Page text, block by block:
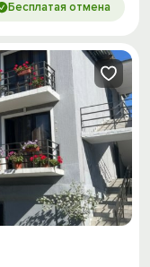
Бесплатая отмена